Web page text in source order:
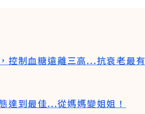
控制血糖遠離三高...抗衰老最有
達到最佳...從媽媽變姐姐！